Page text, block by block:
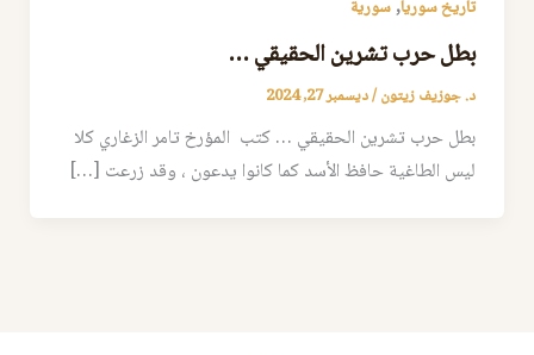
تاريخ سوريا,سورية
بطل حرب تشرين الحقيقي …
د. جوزيف زيتون/ديسمبر 27, 2024
بطل حرب تشرين الحقيقي … كتب المؤرخ تامر الزغاري كلا
ليس الطاغية حافظ الأسد كما كانوا يدعون ، وقد زرعت […]